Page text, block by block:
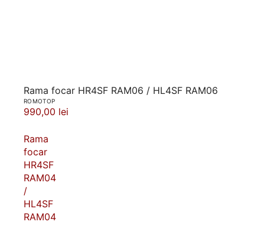
Rama focar HR4SF RAM06 / HL4SF RAM06
ROMOTOP
990,00 lei
Rama
focar
HR4SF
RAM04
/
HL4SF
RAM04